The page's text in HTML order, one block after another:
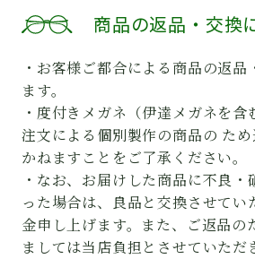
商品の返品・交換
・お客様ご都合による商品の返
ます。
・度付きメガネ（伊達メガネを
注文による個別製作の商品の た
かねますことをご了承ください。
・なお、お届けした商品に不良・
った場合は、良品と交換させてい
金申し上げます。また、ご返品の
ましては当店負担とさせていただ